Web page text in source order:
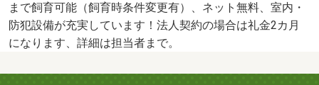
まで飼育可能（飼育時条件変更有）、ネット無料、室内・
防犯設備が充実しています！法人契約の場合は礼金2カ月
になります、詳細は担当者まで。